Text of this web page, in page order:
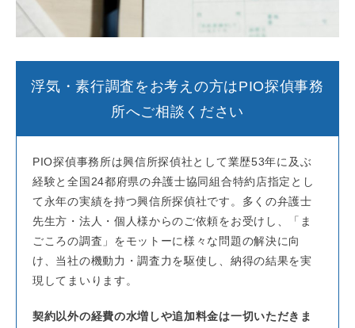
浮気・素行調査をお考えの方はPIO探偵事務
所へご相談ください
PIO探偵事務所は興信所探偵社として業歴53年に及ぶ
経験と全国24都府県の弁護士協同組合特約店指定とし
て永年の実績を持つ興信所探偵社です。多くの弁護士
先生方・法人・個人様からのご依頼をお受けし、「ま
ごころの調査」をモットーに様々な問題の解決に向
け、当社の機動力・調査力を駆使し、納得の結果を実
現してまいります。
契約以外の経費の水増しや追加料金は一切いただきま